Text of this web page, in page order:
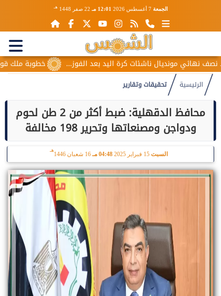
الجمعة 7 أغسطس 2026 12:01 مـ 22 صفر 1448 هـ
خطوبة ملك قورة ناشئات كرة اليد بعد الفوز...
الرئيسية تحقيقات وتقارير
محافظ الدقهلية: ضبط أكثر من 2 طن لحوم
ودواجن ومصنعاتها وتحرير 198 مخالفة
السبت 15 فبراير 2025 04:48 مـ 16 شعبان 1446
هـ